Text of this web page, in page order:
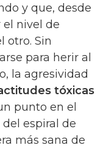
y que, desde
el nivel de
otro. Sin
para herir al
la agresividad
tóxicas
punto en el
espiral de
más sana de